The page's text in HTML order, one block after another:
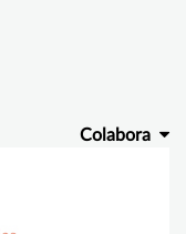
Colabora